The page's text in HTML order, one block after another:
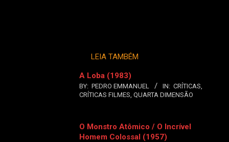
LEIA TAMBÉM
A Loba (1983)
BY: PEDRO EMMANUEL IN: CRÍTICAS
CRÍTICAS FILMES QUARTA DIMENSÃO
O Monstro Atômico / O Incrível
Homem Colossal (1957)